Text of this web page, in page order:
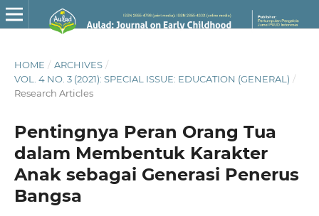
HOME / ARCHIVES /
VOL. 4 NO. 3 (2021): SPECIAL ISSUE: EDUCATION (GENERAL) /
Research Articles
Pentingnya Peran Orang Tua
dalam Membentuk Karakter
Anak sebagai Generasi Penerus
Bangsa